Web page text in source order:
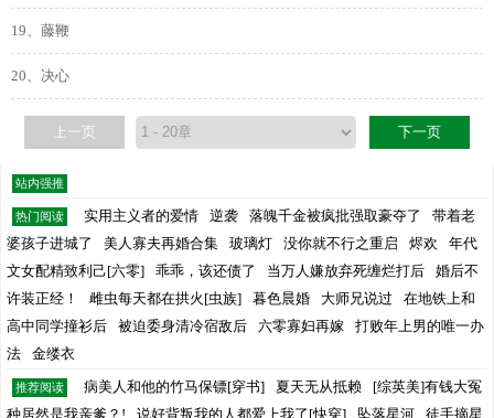
19、藤鞭
20、决心
上一页 下一页
站内强推
热门阅读 实用主义者的爱情 逆袭 落魄千金被疯批强取豪夺了
带着老
婆孩子进城了
美人寡夫再婚合集 玻璃灯 没你就不行之重启 烬欢
年代
文女配精致利己[六零]
乖乖，该还债了 当万人嫌放弃死缠烂打后
婚后不
许装正经！
雌虫每天都在拱火[虫族] 暮色晨婚 大师兄说过
在地铁上和
高中同学撞衫后
被迫委身清冷宿敌后 六零寡妇再嫁
打败年上男的唯一办
法
金缕衣
推荐阅读 病美人和他的竹马保镖[穿书] 夏天无从抵赖
[综英美]有钱大冤
种居然是我亲爹？!
说好背叛我的人都爱上我了[快穿] 坠落星河 徒手摘星